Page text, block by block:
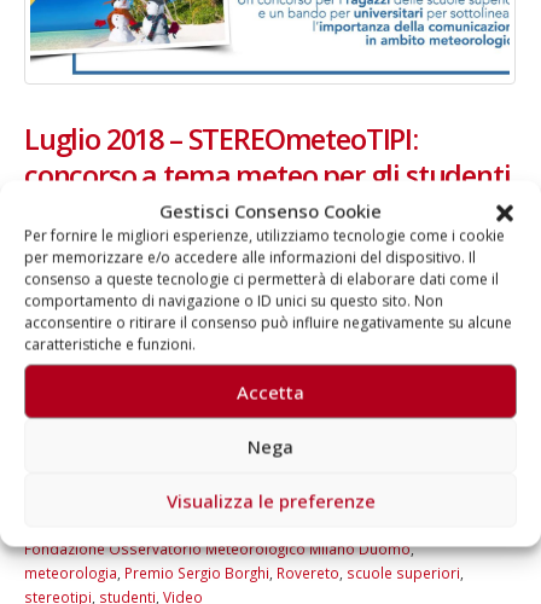
Gestisci Consenso Cookie
Per fornire le migliori esperienze, utilizziamo tecnologie come i cookie
per memorizzare e/o accedere alle informazioni del dispositivo. Il
consenso a queste tecnologie ci permetterà di elaborare dati come il
comportamento di navigazione o ID unici su questo sito. Non
acconsentire o ritirare il consenso può influire negativamente su alcune
caratteristiche e funzioni.
Accetta
Nega
Visualizza le preferenze
Luglio 2018 – STEREOmeteoTIPI:
concorso a tema meteo per gli studenti
delle scuole superiori
Fondazione OMD lancia la seconda edizione del “Premio Sergio
Borghi” Quali sono i detti, i proverbi e gli stereotipi che riguardano il
meteo e il clima? Quanto la cultura popolare da una parte e il
sensazionalismo dall’altra influenzano la percezione della
meteorologia? In che modo è possibile distinguere la verità
edizione del “Premio Sergio Borghi”, il riconoscimento istituito dalla
ente che promuove e sviluppa programmi...
News
Fondazione Osservatorio Meteorologico Milano Duomo,
meteorologia Premio Sergio Borghi Rovereto scuole superiori
stereotipi studenti Video